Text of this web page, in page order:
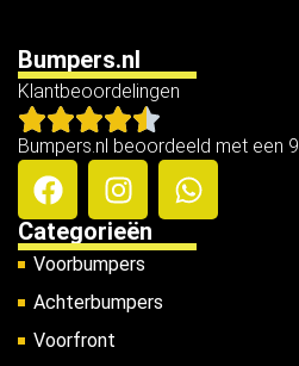
Bumpers.nl
Klantbeoordelingen
Bumpers.nl beoordeeld met een
Categorieën
Voorbumpers
Achterbumpers
Voorfront